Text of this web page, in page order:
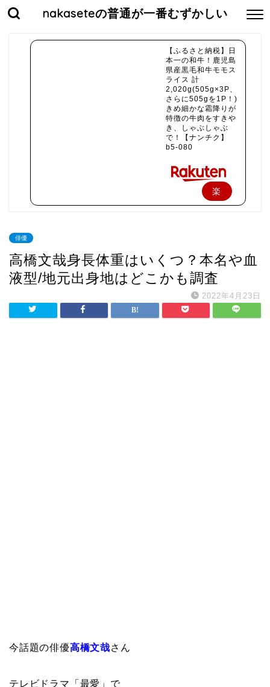
nakaseteの普通が一番むずかしい
【ふるさと納税】日
本一の和牛！鹿児島
県産黒毛和牛モモス
ライス 計
2,020g(505g×3P、
さらに505gを1P！)
きめ細かな霜降りが
特徴の牛肉をすきや
き、しゃぶしゃぶ
で！【ナンチク】
b5-080
楽
入
俳優
高橋文哉身長体重はいくつ？本名や血
液型/地元出身地はどこかも調査
2022年4月23日
今話題の俳優高橋文哉さん
テレビドラマ「最愛」で